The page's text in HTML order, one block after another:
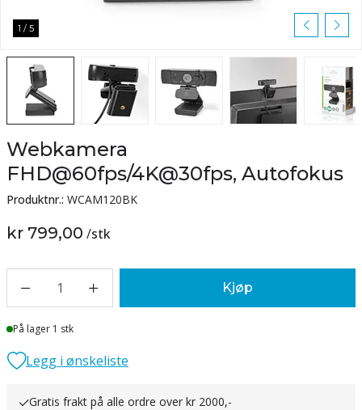
1 / 5
Webkamera
FHD@60fps/4K@30fps, Autofokus
Produktnr.: WCAM120BK
kr 799,00 /stk
1 Kjøp
Lager
På lager 1 stk
Legg i ønskeliste
Gratis frakt på alle ordre over kr 2000,-